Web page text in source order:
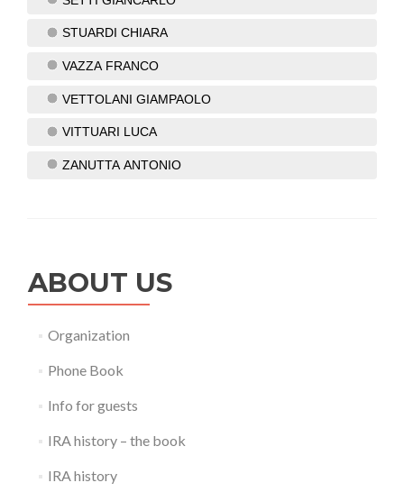
STUARDI CHIARA
VAZZA FRANCO
VETTOLANI GIAMPAOLO
VITTUARI LUCA
ZANUTTA ANTONIO
ABOUT US
Organization
Phone Book
Info for guests
IRA history – the book
IRA history